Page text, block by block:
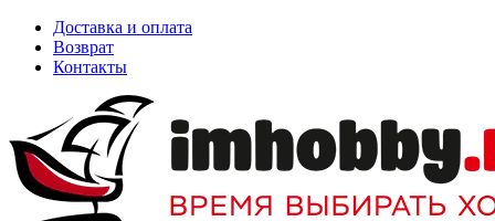
Доставка и оплата
Возврат
Контакты